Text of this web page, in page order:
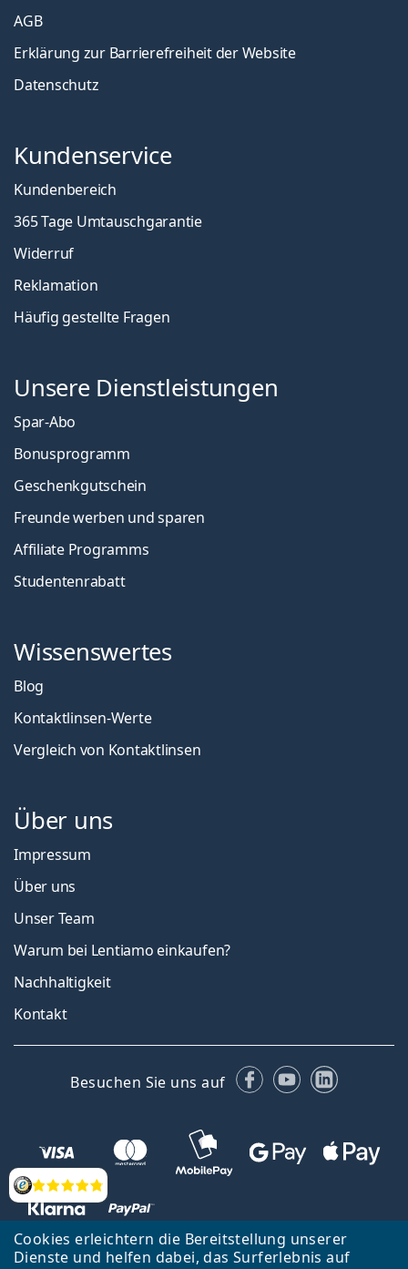
Cookies erleichtern die Bereitstellung unserer
Dienste und helfen dabei, das Surferlebnis auf
Bewertung
AGB
Erklärung zur Barrierefreiheit der Website
Datenschutz
Kundenservice
Kundenbereich
365 Tage Umtauschgarantie
Widerruf
Reklamation
Häufig gestellte Fragen
Unsere Dienstleistungen
Spar-Abo
Bonusprogramm
Geschenkgutschein
Freunde werben und sparen
Affiliate Programms
Studentenrabatt
Wissenswertes
Blog
Kontaktlinsen-Werte
Vergleich von Kontaktlinsen
Über uns
Impressum
Über uns
Unser Team
Warum bei Lentiamo einkaufen?
Nachhaltigkeit
Kontakt
Besuchen Sie uns auf Facebook
YouTubeLinkedIn